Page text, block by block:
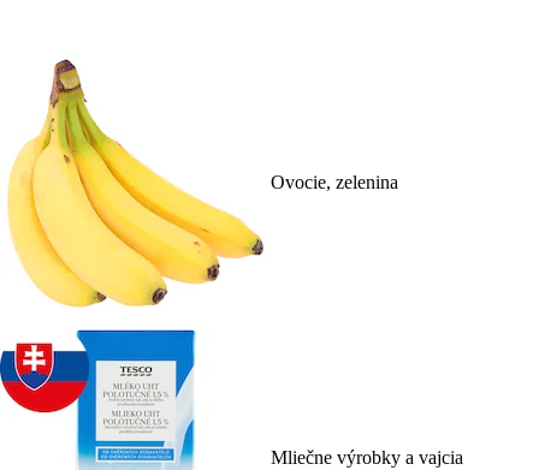
Ovocie, zelenina
Mliečne výrobky a vajcia